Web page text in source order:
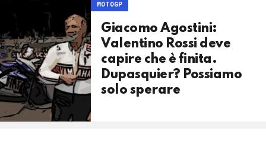
MOTOGP
Giacomo Agostini:
Valentino Rossi deve
capire che è finita.
Dupasquier? Possiamo
solo sperare